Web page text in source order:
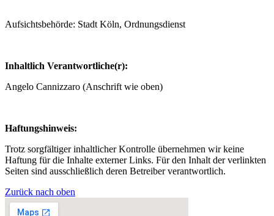
Aufsichtsbehörde: Stadt Köln, Ordnungsdienst
Inhaltlich Verantwortliche(r):
Angelo Cannizzaro (Anschrift wie oben)
Haftungshinweis:
Trotz sorgfältiger inhaltlicher Kontrolle übernehmen wir keine
Haftung für die Inhalte externer Links. Für den Inhalt der verlinkten
Seiten sind ausschließlich deren Betreiber verantwortlich.
Zurück nach oben